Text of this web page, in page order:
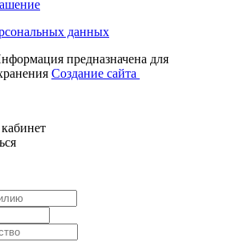
данных
предназначена для
Создание сайта